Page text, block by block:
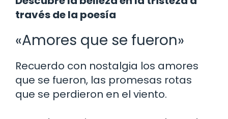
través de la poesía
«Amores que se fueron»
Recuerdo con nostalgia los amores
que se fueron, las promesas rotas
que se perdieron en el viento.